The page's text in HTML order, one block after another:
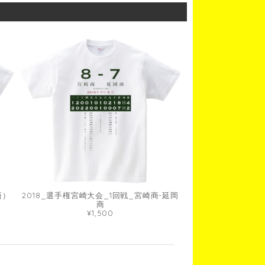
2018_選手権宮崎大会_1回戦_宮崎商-延岡
商
¥1,500